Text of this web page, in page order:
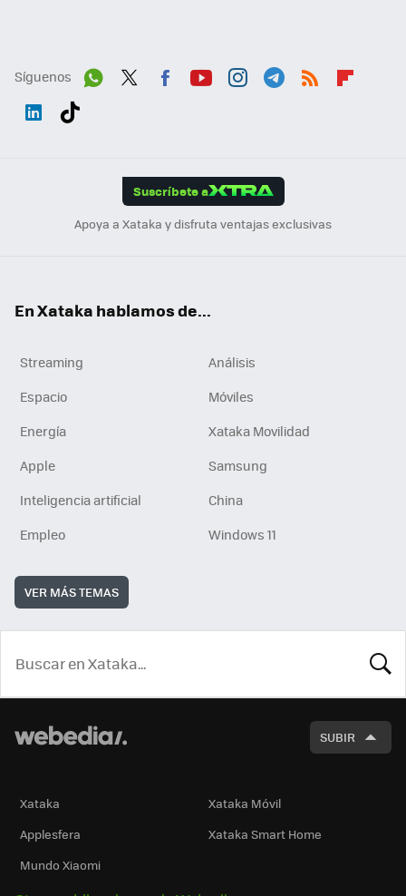
Síguenos
Suscríbete a
Apoya a Xataka y disfruta ventajas exclusivas
En Xataka hablamos de...
Streaming
Análisis
Espacio
Móviles
Energía
Xataka Movilidad
Apple
Samsung
Inteligencia artificial
China
Empleo
Windows 11
VER MÁS TEMAS
SUBIR
Xataka
Xataka Móvil
Applesfera
Xataka Smart Home
Mundo Xiaomi